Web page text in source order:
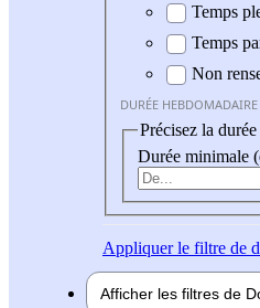
Durée
Temps
Temps
Non
DURÉE HEBDOMADAIRE
Précisez la
Durée minimale
Appliquerle filtre de
Afficher les filtres de